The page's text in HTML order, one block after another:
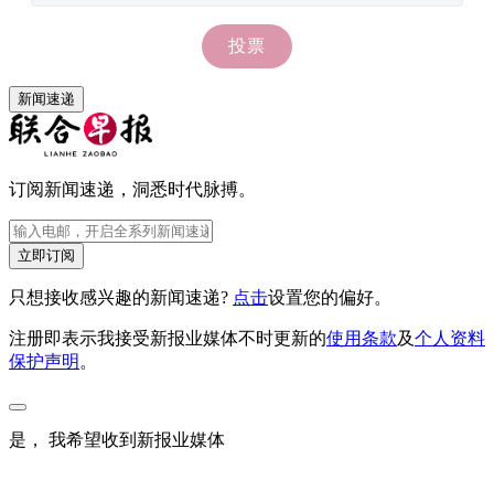
新闻速递
订阅新闻速递，洞悉时代脉搏。
立即订阅
只想接收感兴趣的新闻速递? 点击设置您的偏好。
注册即表示我接受新报业媒体不时更新的使用条款及个人资料
保护声明 。
是， 我希望收到新报业媒体